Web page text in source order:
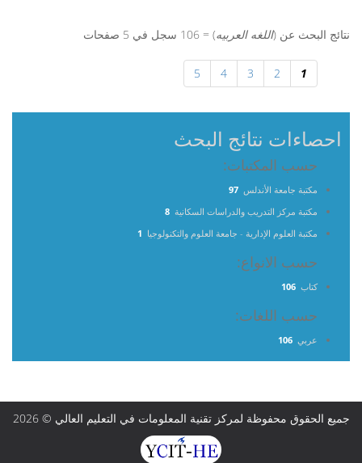
نتائج البحث عن (اللغه العربيه) = 106 سجل في 5 صفحات
5 4 3 2 1
احصاءات نتائج البحث
حسب المكتبات:
مكتبة جامعة الأندلس 97
مكتبة مركز التدريب والدراسات السكانية 8
مكتبة العلوم الإدارية - جامعة العلوم والتكنولوجيا 1
حسب الانواع:
كتاب 106
حسب اللغات:
عربي 106
جميع الحقوق محفوظة لمركز تقنية المعلومات في التعليم العالي © 2026